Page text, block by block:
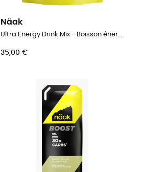
Näak
Ultra Energy Drink Mix - Boisson énergétique
35,00 €